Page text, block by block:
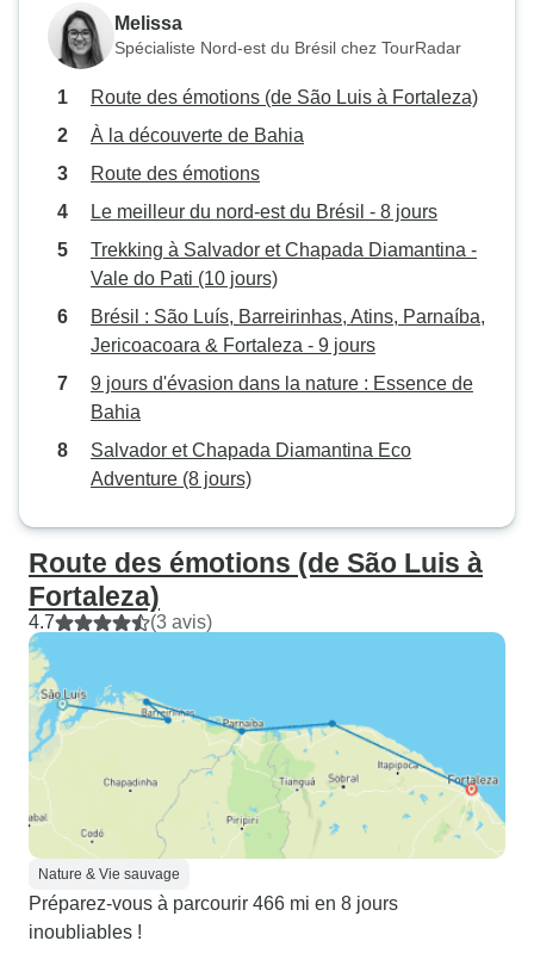
Melissa
Spécialiste Nord-est du Brésil chez TourRadar
Route des émotions (de São Luis à Fortaleza)
À la découverte de Bahia
Route des émotions
Le meilleur du nord-est du Brésil - 8 jours
Trekking à Salvador et Chapada Diamantina -
Vale do Pati (10 jours)
Brésil : São Luís, Barreirinhas, Atins, Parnaíba,
Jericoacoara & Fortaleza - 9 jours
9 jours d'évasion dans la nature : Essence de
Bahia
Salvador et Chapada Diamantina Eco
Adventure (8 jours)
Route des émotions (de São Luis à
Fortaleza)
4.7 (3 avis)
Nature & Vie sauvage
Préparez-vous à parcourir 466 mi en 8 jours
inoubliables !